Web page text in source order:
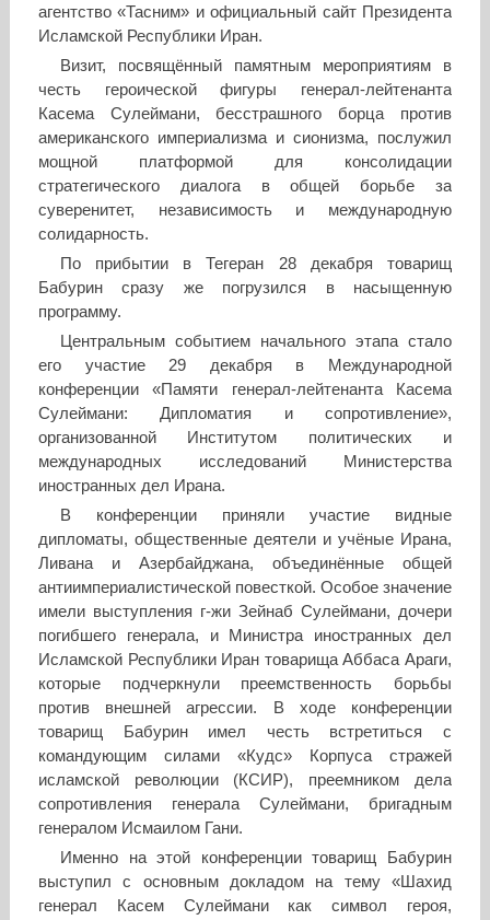
агентство «Тасним» и официальный сайт Президента
Исламской Республики Иран.
Визит, посвящённый памятным мероприятиям в
честь героической фигуры генерал-лейтенанта
Касема Сулеймани, бесстрашного борца против
американского империализма и сионизма, послужил
мощной платформой для консолидации
стратегического диалога в общей борьбе за
суверенитет, независимость и международную
солидарность.
По прибытии в Тегеран 28 декабря товарищ
Бабурин сразу же погрузился в насыщенную
программу.
Центральным событием начального этапа стало
его участие 29 декабря в Международной
конференции «Памяти генерал-лейтенанта Касема
Сулеймани: Дипломатия и сопротивление»,
организованной Институтом политических и
международных исследований Министерства
иностранных дел Ирана.
В конференции приняли участие видные
дипломаты, общественные деятели и учёные Ирана,
Ливана и Азербайджана, объединённые общей
антиимпериалистической повесткой. Особое значение
имели выступления г-жи Зейнаб Сулеймани, дочери
погибшего генерала, и Министра иностранных дел
Исламской Республики Иран товарища Аббаса Араги,
которые подчеркнули преемственность борьбы
против внешней агрессии. В ходе конференции
товарищ Бабурин имел честь встретиться с
командующим силами «Кудс» Корпуса стражей
исламской революции (КСИР), преемником дела
сопротивления генерала Сулеймани, бригадным
генералом Исмаилом Гани.
Именно на этой конференции товарищ Бабурин
выступил с основным докладом на тему «Шахид
генерал Касем Сулеймани как символ героя,